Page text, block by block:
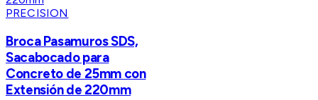
PRECISION
Broca Pasamuros SDS,
Sacabocado para
Concreto de 25mm con
Extensión de 220mm